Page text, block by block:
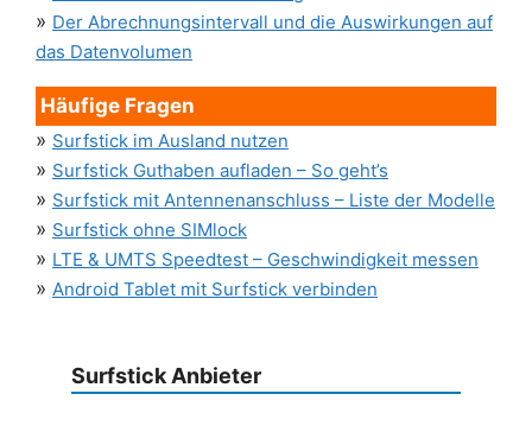
» Der Abrechnungsintervall und die Auswirkungen auf
das Datenvolumen
Häufige Fragen
» Surfstick im Ausland nutzen
» Surfstick Guthaben aufladen – So geht’s
» Surfstick mit Antennenanschluss – Liste der Modelle
» Surfstick ohne SIMlock
» LTE & UMTS Speedtest – Geschwindigkeit messen
» Android Tablet mit Surfstick verbinden
Surfstick Anbieter